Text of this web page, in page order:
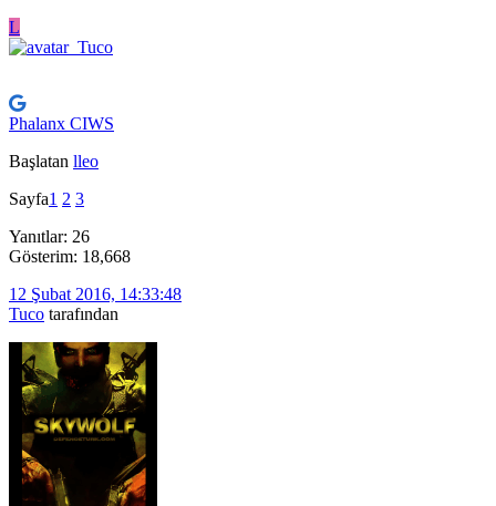
L
Phalanx CIWS
Başlatan lleo
Sayfa1 2 3
Yanıtlar: 26
Gösterim: 18,668
12 Şubat 2016, 14:33:48
Tuco tarafından